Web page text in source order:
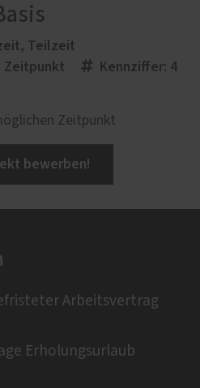
Teilzeit
Zeitpunkt
Kennziffer: 4
Zeitpunkt
bewerben!
Arbeitsvertrag
Erholungsurlaub